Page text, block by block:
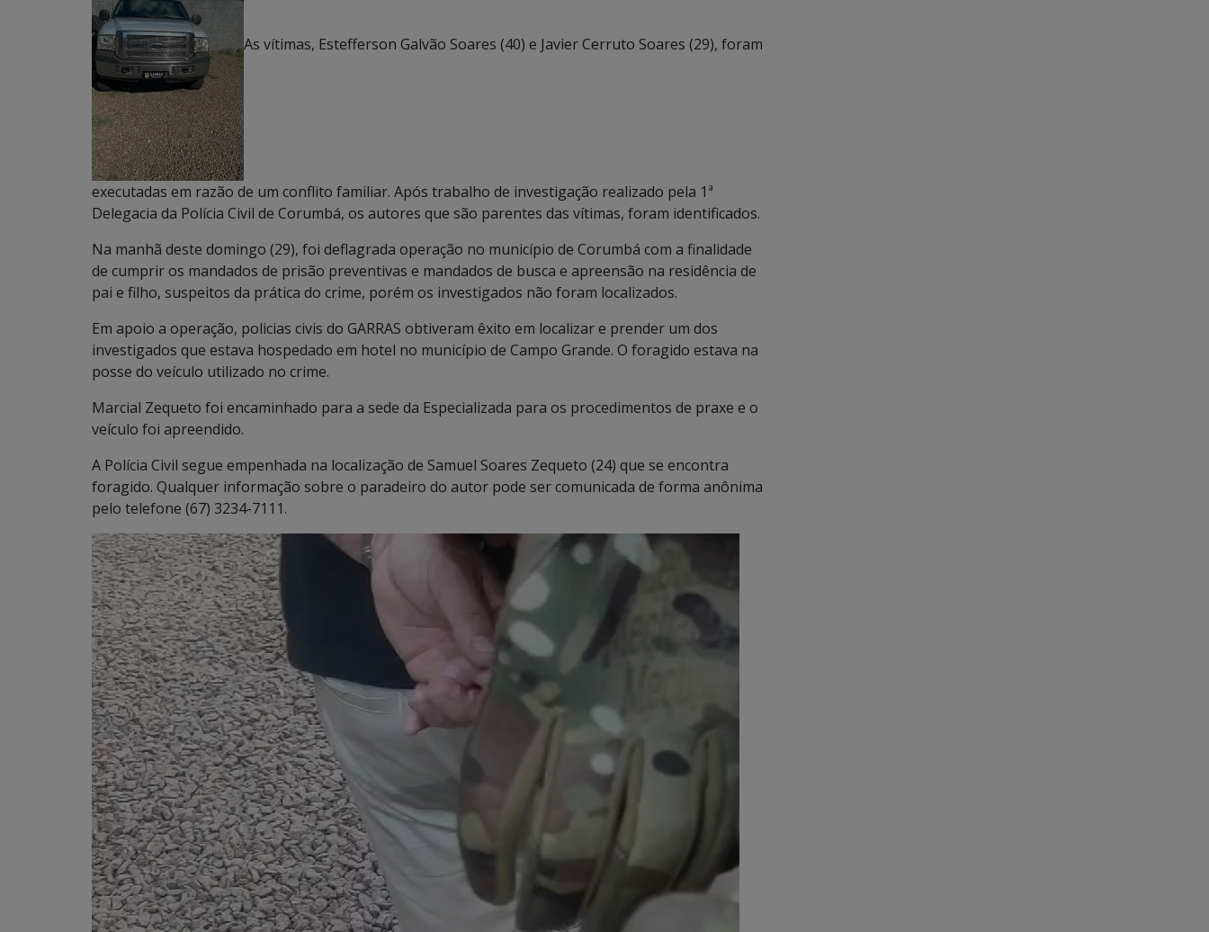
As vítimas, Estefferson Galvão Soares (40) e Javier Cerruto Soares (29), foram
executadas em razão de um conflito familiar. Após trabalho de investigação realizado pela 1ª
Delegacia da Polícia Civil de Corumbá, os autores que são parentes das vítimas, foram identificados.
Na manhã deste domingo (29), foi deflagrada operação no município de Corumbá com a finalidade
de cumprir os mandados de prisão preventivas e mandados de busca e apreensão na residência de
pai e filho, suspeitos da prática do crime, porém os investigados não foram localizados.
Em apoio a operação, policias civis do GARRAS obtiveram êxito em localizar e prender um dos
investigados que estava hospedado em hotel no município de Campo Grande. O foragido estava na
posse do veículo utilizado no crime.
Marcial Zequeto foi encaminhado para a sede da Especializada para os procedimentos de praxe e o
veículo foi apreendido.
A Polícia Civil segue empenhada na localização de Samuel Soares Zequeto (24) que se encontra
foragido. Qualquer informação sobre o paradeiro do autor pode ser comunicada de forma anônima
pelo telefone (67) 3234-7111.
Tocador
de
vídeo